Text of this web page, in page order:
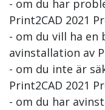
- om du har
Print2CAD 2021
- om du vill ha
avinstallation av
- om du inte är
Print2CAD 2021
- om du har